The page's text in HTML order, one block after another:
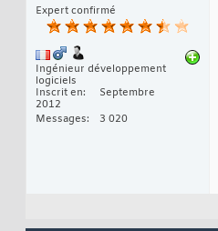
Expert confirmé
Ingénieur développement
logiciels
Inscrit en
Septembre
2012
Messages
3 020